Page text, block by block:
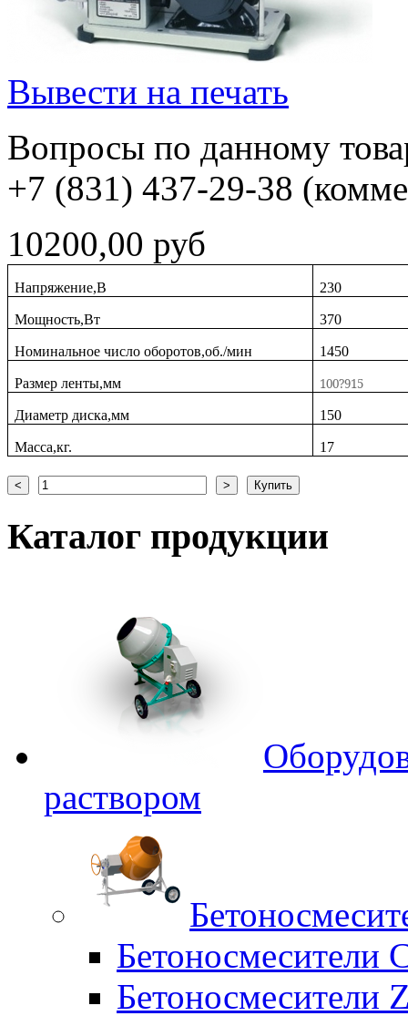
Вывести на печать
Вопросы по данному
+7 (831) 437-29-38
10200,00 руб
Напряжение,В 230
Мощность,Вт 370
Номинальное число оборотов,об./мин 1450
Размер ленты,мм 100?915
Диаметр диска,мм 150
Масса,кг. 17
Каталог продукции
раствором
Бетоносмесители
Бетоносмесители